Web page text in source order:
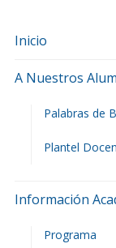
Inicio
A Nuestros
Palabras de
Plantel
Información
Programa